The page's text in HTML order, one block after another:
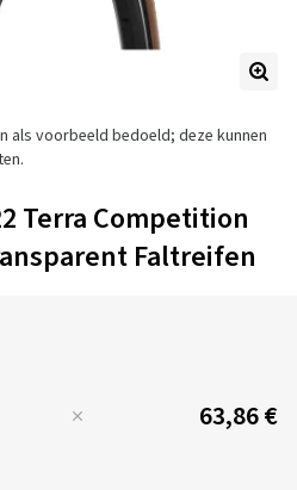
als voorbeeld bedoeld; deze kunnen
Terra Competition
Faltreifen
63,86 €